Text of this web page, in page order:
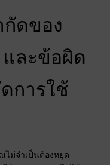
ดของ
และข้อผิด
การใช้
ไม่จำเป็นต้องหยุด